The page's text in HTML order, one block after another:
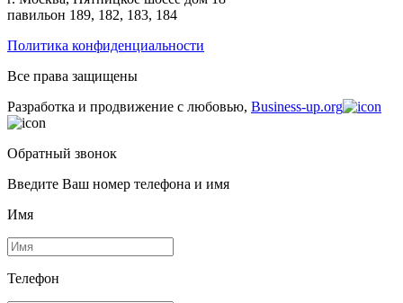
павильон 189, 182, 183, 184
Политика конфиденциальности
Все права защищены
Разработка и продвижение с любовью, Business-up.org
Обратный звонок
Введите Ваш номер телефона и имя
Имя
Телефон